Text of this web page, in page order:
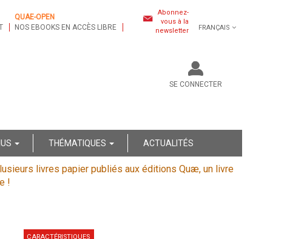
QUAE-OPEN
NOS EBOOKS EN ACCÈS LIBRE
Abonnez-
vous à la
newsletter
FRANÇAIS
SE CONNECTER
THÉMATIQUES ACTUALITÉS
livres papier publiés aux éditions Quæ, un livre
!
CARACTÉRISTIQUES